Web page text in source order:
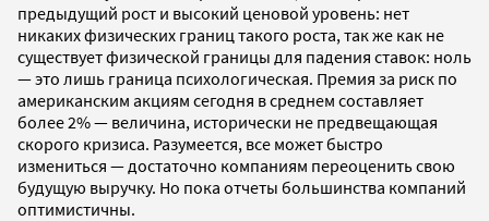
предыдущий рост и высокий ценовой уровень: нет
никаких физических границ такого роста, так же как не
существует физической границы для падения ставок: ноль
— это лишь граница психологическая. Премия за риск по
американским акциям сегодня в среднем составляет
более 2% — величина, исторически не предвещающая
скорого кризиса. Разумеется, все может быстро
измениться — достаточно компаниям переоценить свою
будущую выручку. Но пока отчеты большинства компаний
оптимистичны.